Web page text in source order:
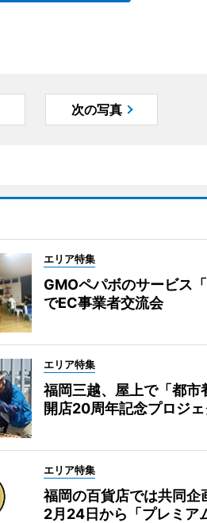
次の写真
エリア特集
GMOペパボのサービス
でEC事業者交流会
エリア特集
福岡三越、屋上で「都市
開店20周年記念プロジ
エリア特集
福岡の百貨店では共同企
2月24日から「プレミア